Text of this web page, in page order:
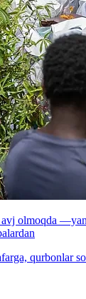
olmoqda
qurbonlar